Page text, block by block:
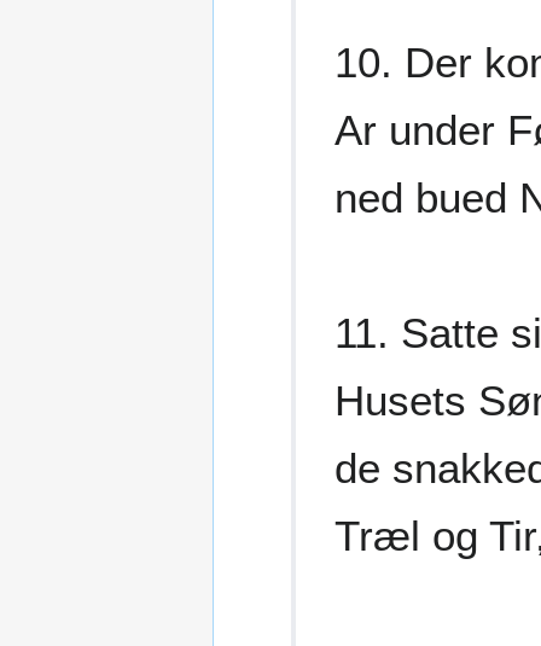
10. Der
Ar under
ned bued
11. Satte
Husets
de
Træl og